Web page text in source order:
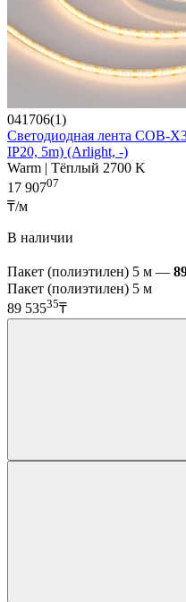
041706(1)
Светодиодная лента COB-
IP20, 5m) (Arlight, -)
Warm | Тёплый 2700 K
17 90707
₸/м
В наличии
Пакет (полиэтилен) 5 м —
Пакет (полиэтилен) 5 м
89 53535₸